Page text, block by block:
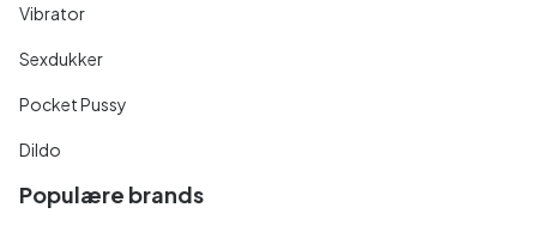
Vibrator
Sexdukker
Pocket Pussy
Dildo
Populære brands